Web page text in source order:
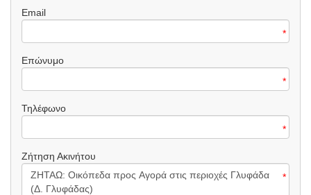
Email
*
Επώνυμο
*
Τηλέφωνο
*
Ζήτηση Ακινήτου
*